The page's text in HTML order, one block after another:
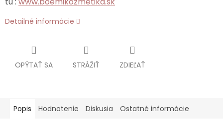
Detailné informácie
OPÝTAŤ SA STRÁŽIŤ ZDIEĽAŤ
Popis Hodnotenie Diskusia Ostatné informácie